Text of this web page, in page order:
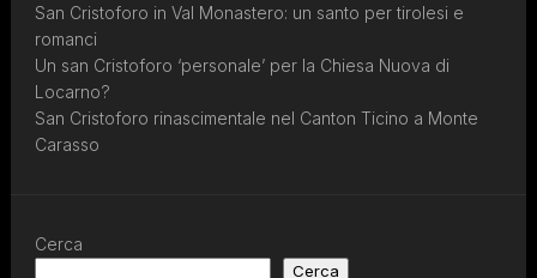
San Cristoforo in Val Monastero: un santo per tirolesi e
romanci
Un san Cristoforo ‘personale’ per la Chiesa Nuova di
Locarno?
San Cristoforo rinascimentale nel Canton Ticino a Monte
Carasso
Cerca
Cerca